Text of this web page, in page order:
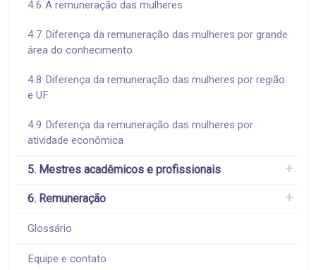
4.6 A remuneração das mulheres
4.7 Diferença da remuneração das mulheres por grande
área do conhecimento
4.8 Diferença da remuneração das mulheres por região
e UF
4.9 Diferença da remuneração das mulheres por
atividade econômica
5. Mestres acadêmicos e profissionais
6. Remuneração
Glossário
Equipe e contato